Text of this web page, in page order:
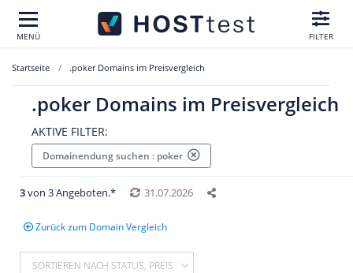
MENÜ FILTER
Startseite .poker Domains im Preisvergleich
.poker Domains im Preisvergleich
AKTIVE FILTER:
Domainendung suchen : poker
3von 3 Angeboten.* 31.07.2026
Zurück zum Domain Vergleich
SORTIEREN NACH STATUS, PREIS